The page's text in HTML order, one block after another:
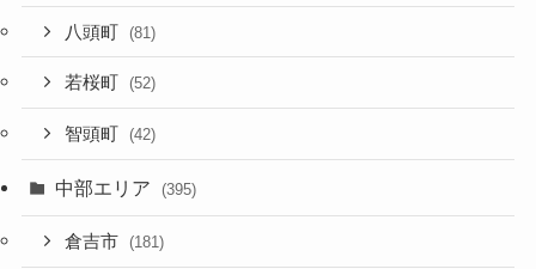
八頭町 (81)
若桜町 (52)
智頭町 (42)
中部エリア (395)
倉吉市 (181)